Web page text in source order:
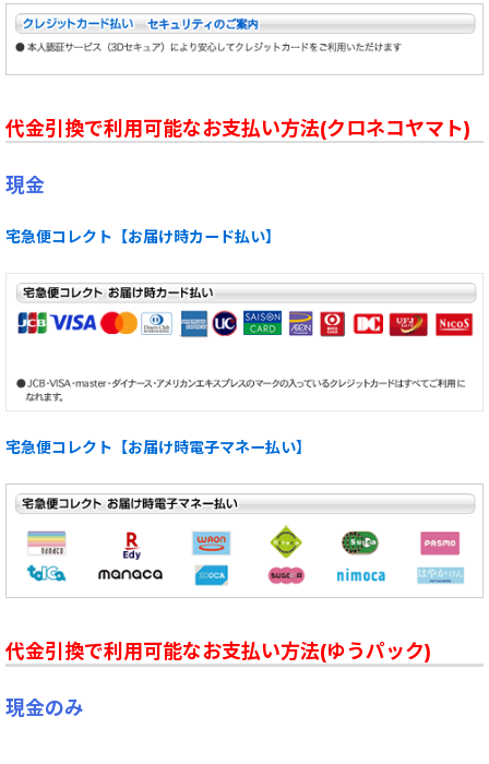
代金引換で利用可能なお支払い方法(クロネコヤマト)
現金
宅急便コレクト【お届け時カード払い】
宅急便コレクト【お届け時電子マネー払い】
代金引換で利用可能なお支払い方法(ゆうパック)
現金のみ